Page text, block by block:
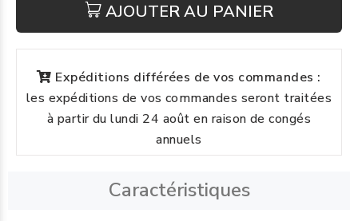
AJOUTER AU PANIER
Expéditions différées de vos commandes :
les expéditions de vos commandes seront traitées
à partir du lundi 24 août en raison de congés
annuels
Caractéristiques